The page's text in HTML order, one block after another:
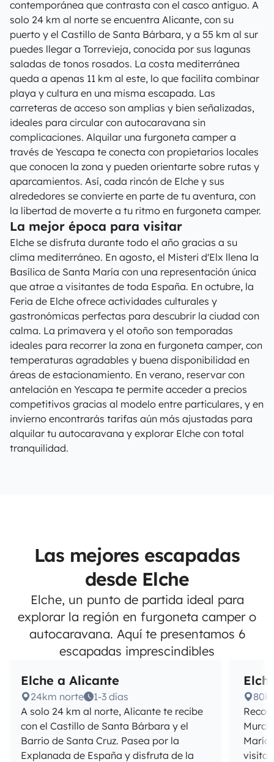
contemporánea que contrasta con el casco antiguo. A
solo 24 km al norte se encuentra Alicante, con su
puerto y el Castillo de Santa Bárbara, y a 55 km al sur
puedes llegar a Torrevieja, conocida por sus lagunas
saladas de tonos rosados. La costa mediterránea
queda a apenas 11 km al este, lo que facilita combinar
playa y cultura en una misma escapada. Las
carreteras de acceso son amplias y bien señalizadas,
ideales para circular con autocaravana sin
complicaciones. Alquilar una furgoneta camper a
través de Yescapa te conecta con propietarios locales
que conocen la zona y pueden orientarte sobre rutas y
aparcamientos. Así, cada rincón de Elche y sus
alrededores se convierte en parte de tu aventura, con
la libertad de moverte a tu ritmo en furgoneta camper.
La mejor época para visitar
Elche se disfruta durante todo el año gracias a su
clima mediterráneo. En agosto, el Misteri d'Elx llena la
Basílica de Santa María con una representación única
que atrae a visitantes de toda España. En octubre, la
Feria de Elche ofrece actividades culturales y
gastronómicas perfectas para descubrir la ciudad con
calma. La primavera y el otoño son temporadas
ideales para recorrer la zona en furgoneta camper, con
temperaturas agradables y buena disponibilidad en
áreas de estacionamiento. En verano, reservar con
antelación en Yescapa te permite acceder a precios
competitivos gracias al modelo entre particulares, y en
invierno encontrarás tarifas aún más ajustadas para
alquilar tu autocaravana y explorar Elche con total
tranquilidad.
Las mejores escapadas
desde Elche
Elche, un punto de partida ideal para
explorar la región en furgoneta camper o
autocaravana. Aquí te presentamos 6
escapadas imprescindibles
Elche a Alicante
24km norte
1-3 días
A solo 24 km al norte, Alicante te recibe
con el Castillo de Santa Bárbara y el
Barrio de Santa Cruz. Pasea por la
Explanada de España y disfruta de la
María
visita.